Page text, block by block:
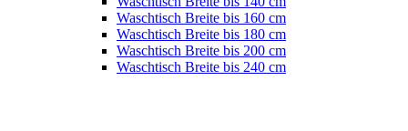
Waschtisch Breite bis 160 cm
Waschtisch Breite bis 180 cm
Waschtisch Breite bis 200 cm
Waschtisch Breite bis 240 cm